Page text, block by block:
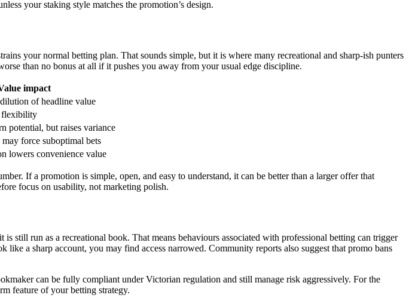
your staking style matches the promotion’s design.
your normal betting plan. That sounds simple, but it is where many recreational and sharp-ish punters
than no bonus at all if it pushes you away from your usual edge discipline.
impact
of headline value
flexibility
potential, but raises variance
force suboptimal bets
lowers convenience value
If a promotion is simple, open, and easy to understand, it can be better than a larger offer that
focus on usability, not marketing polish.
still run as a recreational book. That means behaviours associated with professional betting can trigger
a sharp account, you may find access narrowed. Community reports also suggest that promo bans
can be fully compliant under Victorian regulation and still manage risk aggressively. For the
feature of your betting strategy.